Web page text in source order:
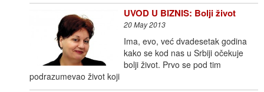
UVOD U BIZNIS: Bolji život
20 May 2013
Ima, evo, već dvadesetak godina
kako se kod nas u Srbiji očekuje
bolji život. Prvo se pod tim
podrazumevao život koji